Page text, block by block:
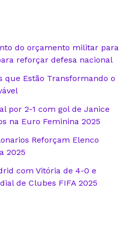
do orçamento militar para
reforçar defesa nacional
que Estão Transformando o
por 2-1 com gol de Janice
na Euro Feminina 2025
Reforçam Elenco
2025
com Vitória de 4-0 e
de Clubes FIFA 2025